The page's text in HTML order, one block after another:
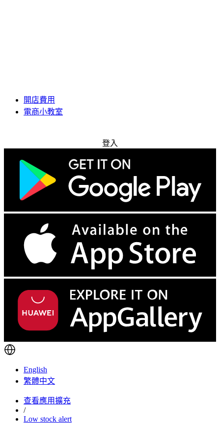
開店費用
電商小教室
登入
English
繁體中文
查看應用擴充
/
Low stock alert